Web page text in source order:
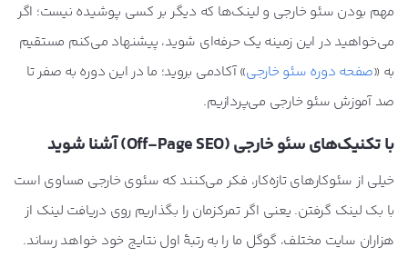
مهم بودن سئو خارجی و لینک‌ها که دیگر بر کسی پوشیده نیست؛ اگر
می‌خواهید در این زمینه یک حرفه‌ای شوید، پیشنهاد می‌کنم مستقیم
به «صفحه دوره سئو خارجی» آکادمی بروید؛ ما در این دوره به صفر تا
صد آموزش سئو خارجی می‌پردازیم.
با تکنیک‌های سئو خارجی (Off-Page SEO) آشنا شوید
خیلی از سئوکارهای تازه‌کار، فکر می‌کنند که سئوی خارجی مساوی است
با بک لینک گرفتن. یعنی اگر تمرکزمان را بگذاریم روی دریافت لینک از
هزاران سایت مختلف، گوگل ما را به رتبۀ اول نتایج خود خواهد رساند.